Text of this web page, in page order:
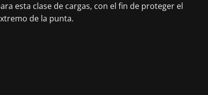
esta clase de cargas, con el fin de proteger el
de la punta.